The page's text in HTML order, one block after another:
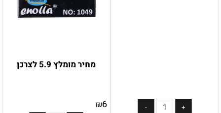
מחיר מומלץ 5.9 לצרכן
₪6